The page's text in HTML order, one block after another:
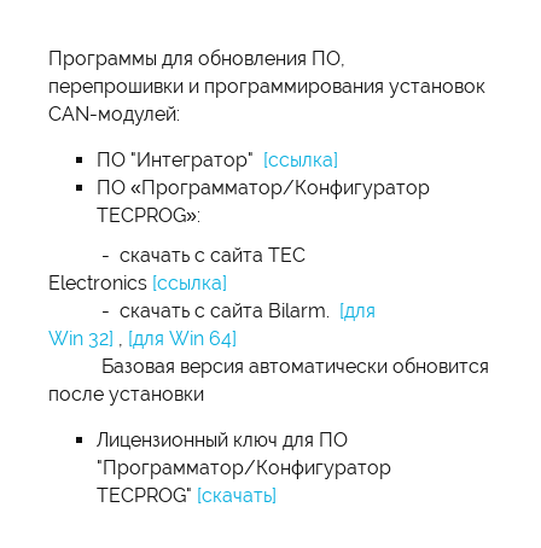
Программы для обновления ПО,
перепрошивки и программирования установок
CAN-модулей:
ПО "Интегратор" [ссылка]
ПО «Программатор/Конфигуратор
TECPROG»:
- скачать с сайта TEC
Electronics [ссылка]
- скачать с сайта Bilarm. [для
Win 32] , [для Win 64]
Базовая версия автоматически обновится
после установки
Лицензионный ключ для ПО
"Программатор/Конфигуратор
TECPROG" [скачать]